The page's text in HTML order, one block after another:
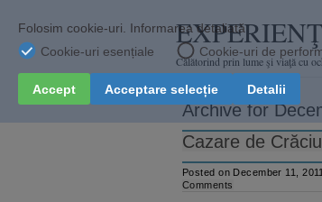
Călătorind prin lume şi viaţă cu
Archive for
Cazare de
Posted on December 11,
Comments